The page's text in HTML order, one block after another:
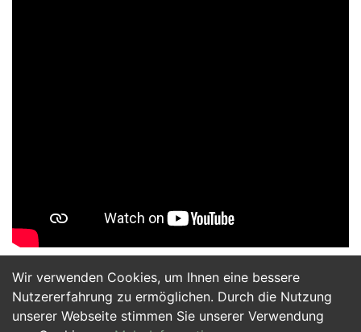
Wir verwenden Cookies, um Ihnen eine bessere
Nutzererfahrung zu ermöglichen. Durch die Nutzung
unserer Webseite stimmen Sie unserer Verwendung
Jetzt Bewerben